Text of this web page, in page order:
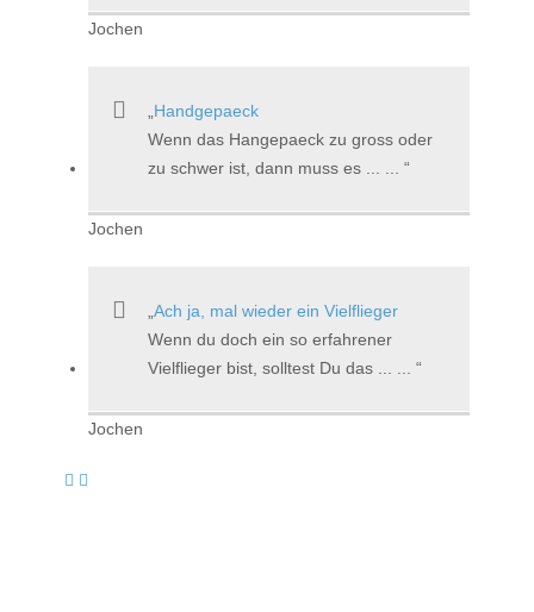
Jochen
Handgepaeck
Wenn das Hangepaeck zu gross oder
zu schwer ist, dann muss es ... ...
Jochen
Ach ja, mal wieder ein Vielflieger
Wenn du doch ein so erfahrener
Vielflieger bist, solltest Du das ... ...
Jochen